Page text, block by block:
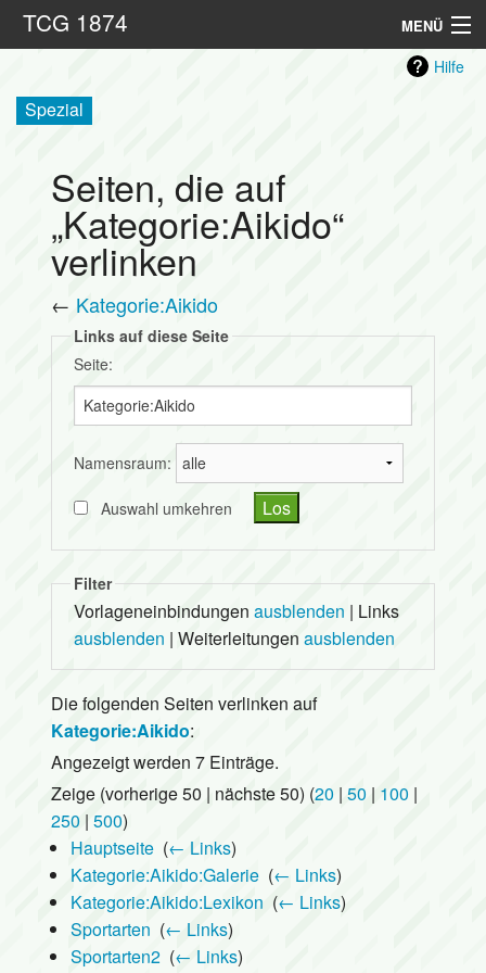
TCG 1874 MENÜ
Sportarten
Kontakt
Hilfe
Spezial
Seiten, die auf
„Kategorie:Aikido“
verlinken
← Kategorie:Aikido
Links auf diese Seite
Seite:
Namensraum:
Auswahl umkehren
Filter
Vorlageneinbindungen ausblenden | Links
ausblenden | Weiterleitungen ausblenden
Die folgenden Seiten verlinken auf
Kategorie:Aikido:
Angezeigt werden 7 Einträge.
Zeige (vorherige 50 | nächste 50) (20 | 50 | 100 |
250 | 500)
Hauptseite‎ (← Links)
Kategorie:Aikido:Galerie‎ (← Links)
Kategorie:Aikido:Lexikon (← Links)
Sportarten (← Links)
Sportarten2‎ (← Links)